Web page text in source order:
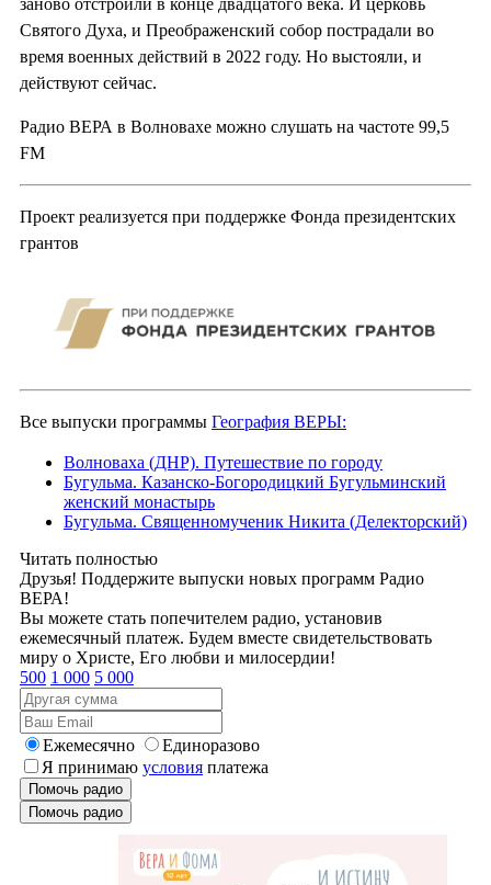
заново отстроили в конце двадцатого века. И церковь
Святого Духа, и Преображенский собор пострадали во
время военных действий в 2022 году. Но выстояли, и
действуют сейчас.
Радио ВЕРА в Волновахе можно слушать на частоте 99,5
FM
Проект реализуется при поддержке Фонда президентских
грантов
Все выпуски программы География ВЕРЫ:
Волноваха (ДНР). Путешествие по городу
Бугульма. Казанско-Богородицкий Бугульминский
женский монастырь
Бугульма. Священномученик Никита (Делекторский)
Читать полностью
Друзья! Поддержите выпуски новых программ Радио
ВЕРА!
Вы можете стать попечителем радио, установив
ежемесячный платеж. Будем вместе свидетельствовать
миру о Христе, Его любви и милосердии!
500 1 000 5 000
Ежемесячно
Единоразово
Я принимаю условия платежа
Помочь радио
Помочь радио